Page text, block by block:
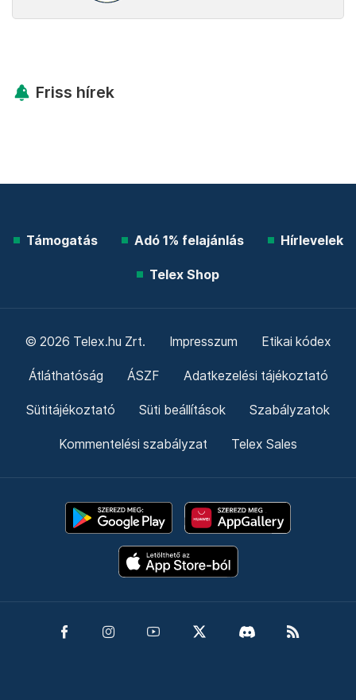
Friss hírek
Támogatás Adó 1% felajánlás Hírlevelek
Telex Shop
© 2026 Telex.hu Zrt. Impresszum Etikai kódex
Átláthatóság ÁSZF Adatkezelési tájékoztató
Sütitájékoztató Süti beállítások Szabályzatok
Kommentelési szabályzat Telex Sales